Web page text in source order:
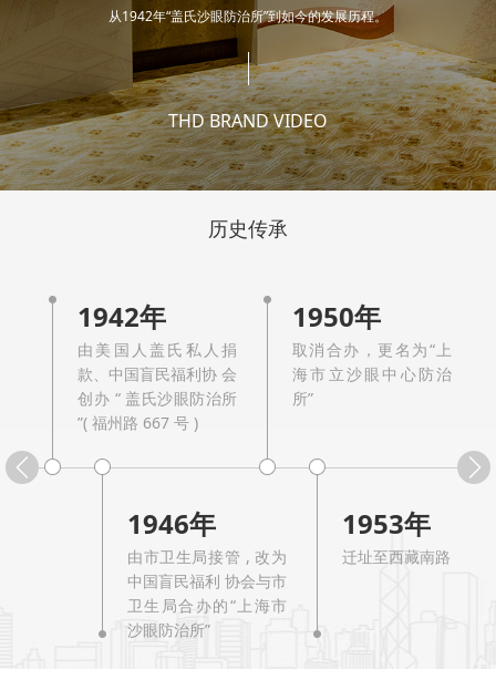
激光等医疗方面独具特色，与国内外相关医疗机构开
展技术合作，成为多种疑难眼病的会诊转诊中心。多
年来，医院建立完善“市-区-社区”三级眼病防治网络体
系，组织开展儿童青少年近视防控、成年人视觉健康
管理、低视力康复等公共卫生服务项目，在全国率先
建立覆盖全市百万儿童青少年的全球最大数字化屈光
光不正等致盲性眼病精准干预及长效常态管理，牵头
推动创建视觉健康智能管理中心（VIMC）、智慧明眸
护眼基地“明眸城市”建设，有关经验和成果列入国家
标准规范和行动指南。
近年来，医院荣获中华医学科技奖二等奖、华夏
医学科技奖二等奖、全国慈善组织慈善工作范例宣传
活动“慈善品牌项目”、全国医院人文管理路演杰出人
文管理案例二等奖、上海市科学技术普及奖一等奖、
上海医院管理创新奖、上海市标准创新贡献奖、上海
医学科技奖二等奖、上海创新医疗服务品牌、上海市
从1942年“盖氏沙眼防治所”到如今的发展历程。
THD BRAND VIDEO
历史传承
1942年
由美国人盖氏私人捐
款、中国盲民福利协 会
创办 “ 盖氏沙眼防治所
”( 福州路 667 号 )
1946年
由市卫生局接管 , 改为
中国盲民福利 协会与市
卫生局合办的“上海市
沙眼防治所”
1950年
取消合办，更名为“上
海市立沙眼中心防治
所”
1953年
迁址至西藏南路 460